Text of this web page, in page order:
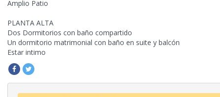
Amplio Patio
PLANTA ALTA
Dos Dormitorios con baño compartido
Un dormitorio matrimonial con baño en suite y balcón
Estar intimo